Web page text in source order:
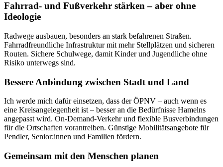
Fahrrad- und Fußverkehr stärken – aber ohne
Ideologie
Radwege ausbauen, besonders an stark befahrenen Straßen.
Fahrradfreundliche Infrastruktur mit mehr Stellplätzen und sicheren
Routen. Sichere Schulwege, damit Kinder und Jugendliche ohne
Risiko unterwegs sind.
Bessere Anbindung zwischen Stadt und Land
Ich werde mich dafür einsetzen, dass der ÖPNV – auch wenn es
eine Kreisangelegenheit ist – besser an die Bedürfnisse Hamelns
angepasst wird. On-Demand-Verkehr und flexible Busverbindungen
für die Ortschaften vorantreiben. Günstige Mobilitätsangebote für
Pendler, Senior:innen und Familien fördern.
Gemeinsam mit den Menschen planen